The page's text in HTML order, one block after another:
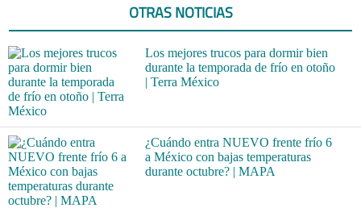
OTRAS NOTICIAS
Los mejores trucos para dormir bien
durante la temporada de frío en otoño
| Terra México
¿Cuándo entra NUEVO frente frío 6
a México con bajas temperaturas
durante octubre? | MAPA